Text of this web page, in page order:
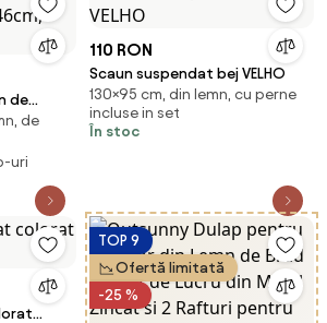
de
maro
de
uri
110 RON
Scaun suspendat bej VELHO
130×95 cm, din lemn, cu perne
incluse in set
În stoc
TOP 9
Ofertă limitată
-25 %